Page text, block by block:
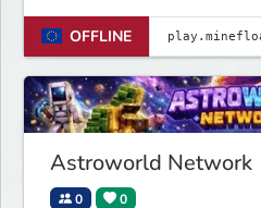
OFFLINE
Astroworld Network
0 0